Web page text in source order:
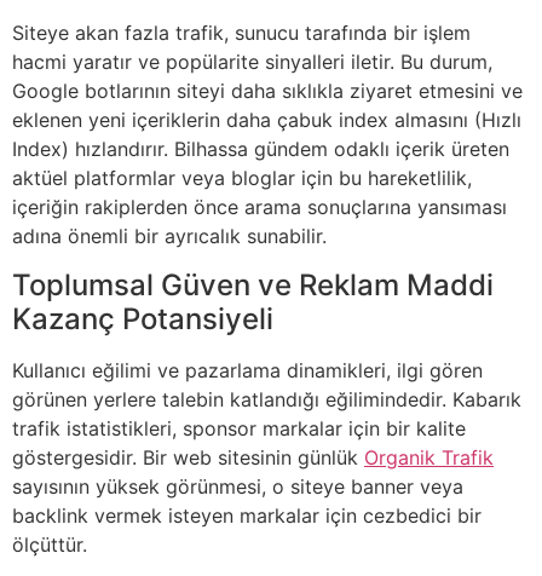
Siteye akan fazla trafik, sunucu tarafında bir işlem
hacmi yaratır ve popülarite sinyalleri iletir. Bu durum,
Google botlarının siteyi daha sıklıkla ziyaret etmesini ve
eklenen yeni içeriklerin daha çabuk index almasını (Hızlı
Index) hızlandırır. Bilhassa gündem odaklı içerik üreten
aktüel platformlar veya bloglar için bu hareketlilik,
içeriğin rakiplerden önce arama sonuçlarına yansıması
adına önemli bir ayrıcalık sunabilir.
Toplumsal Güven ve Reklam Maddi
Kazanç Potansiyeli
Kullanıcı eğilimi ve pazarlama dinamikleri, ilgi gören
görünen yerlere talebin katlandığı eğilimindedir. Kabarık
trafik istatistikleri, sponsor markalar için bir kalite
göstergesidir. Bir web sitesinin günlük Organik Trafik
sayısının yüksek görünmesi, o siteye banner veya
backlink vermek isteyen markalar için cezbedici bir
ölçüttür.